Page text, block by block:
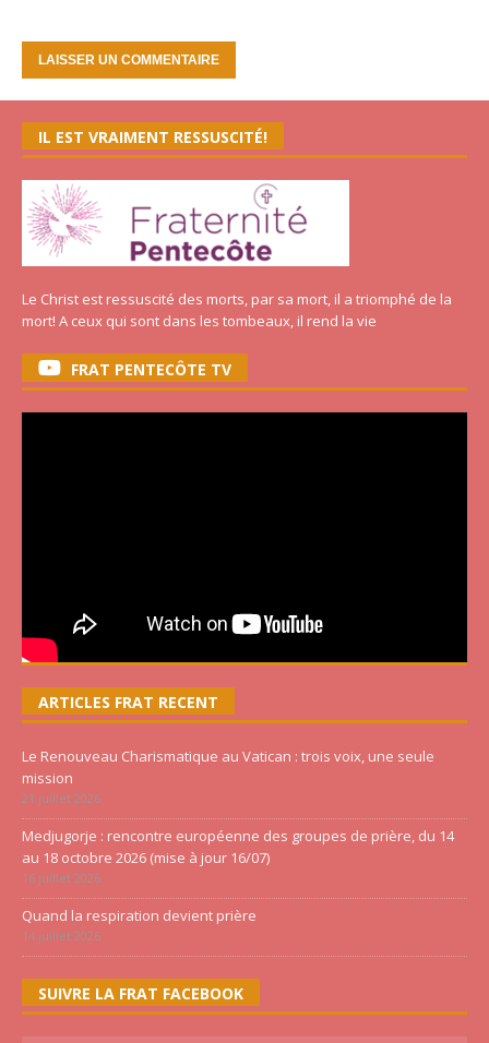
IL EST VRAIMENT RESSUSCITÉ!
Le Christ est ressuscité des morts, par sa mort, il a triomphé de la
mort! A ceux qui sont dans les tombeaux, il rend la vie
FRAT PENTECÔTE TV
ARTICLES FRAT RECENT
Le Renouveau Charismatique au Vatican : trois voix, une seule
mission
21 juillet 2026
Medjugorje : rencontre européenne des groupes de prière, du 14
au 18 octobre 2026 (mise à jour 16/07)
16 juillet 2026
Quand la respiration devient prière
14 juillet 2026
SUIVRE LA FRAT FACEBOOK